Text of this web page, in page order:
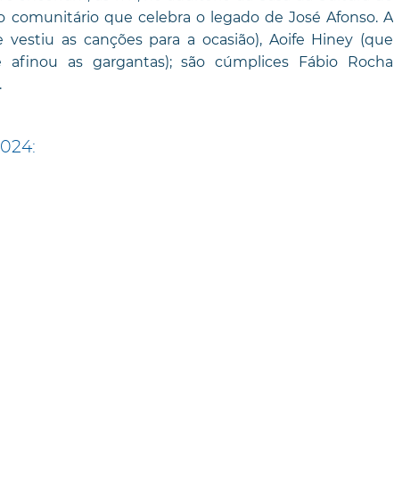
comunitário que celebra o legado de José Afonso. A
as canções para a ocasião), Aoife Hiney (que
as gargantas); são cúmplices Fábio Rocha